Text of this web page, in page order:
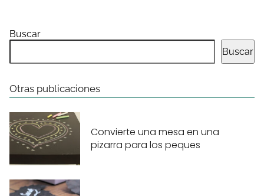
Buscar
Buscar
Otras publicaciones
Convierte una mesa en una
pizarra para los peques